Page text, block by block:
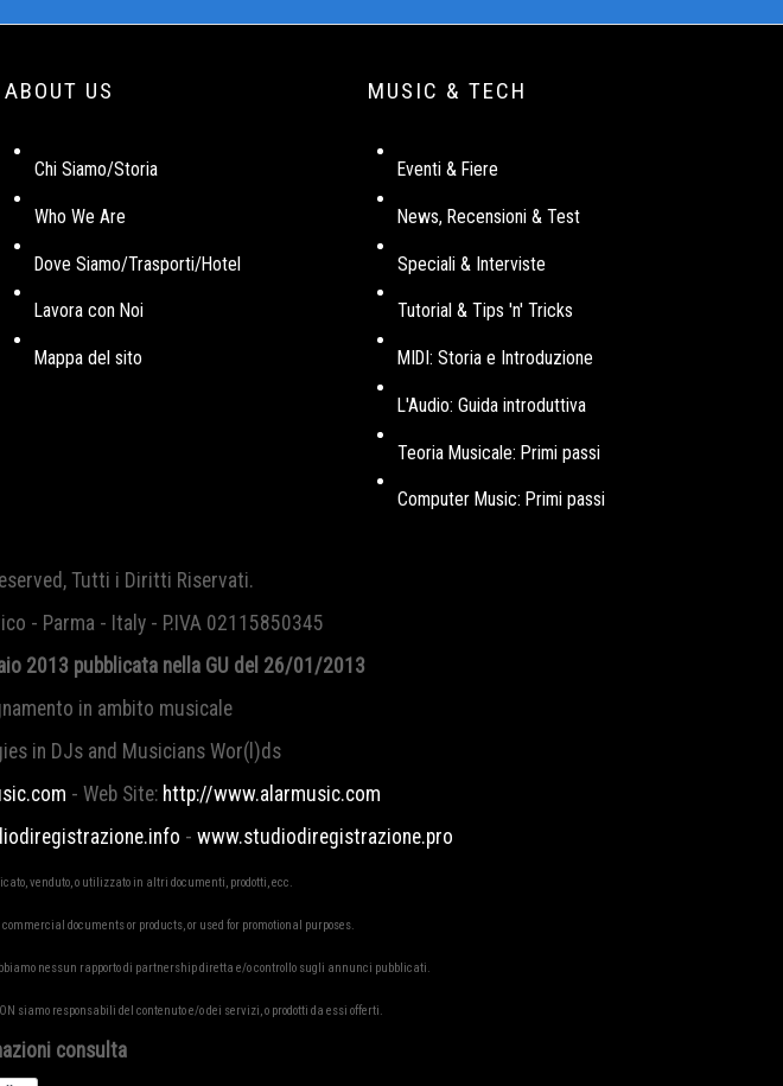
ABOUT US
Chi Siamo/Storia
Who We Are
Dove Siamo/Trasporti/Hotel
Lavora con Noi
Mappa del sito
MUSIC & TECH
Eventi & Fiere
News, Recensioni & Test
Speciali & Interviste
Tutorial & Tips 'n' Tricks
MIDI: Storia e Introduzione
L'Audio: Guida introduttiva
Teoria Musicale: Primi passi
Computer Music: Primi passi
Tutti i Diritti Riservati.
- Parma - Italy - P.IVA 02115850345
2013 pubblicata nella GU del 26/01/2013
in ambito musicale
in DJs and Musicians Wor(l)ds
- Web Site: http://www.alarmusic.com
- www.studiodiregistrazione.pro
venduto, o utilizzato in altri documenti, prodotti, ecc.
documents or products, or used for promotional purposes.
nessun rapporto di partnership diretta e/o controllo sugli annunci pubblicati.
siamo responsabili del contenuto e/o dei servizi, o prodotti da essi offerti.
consulta